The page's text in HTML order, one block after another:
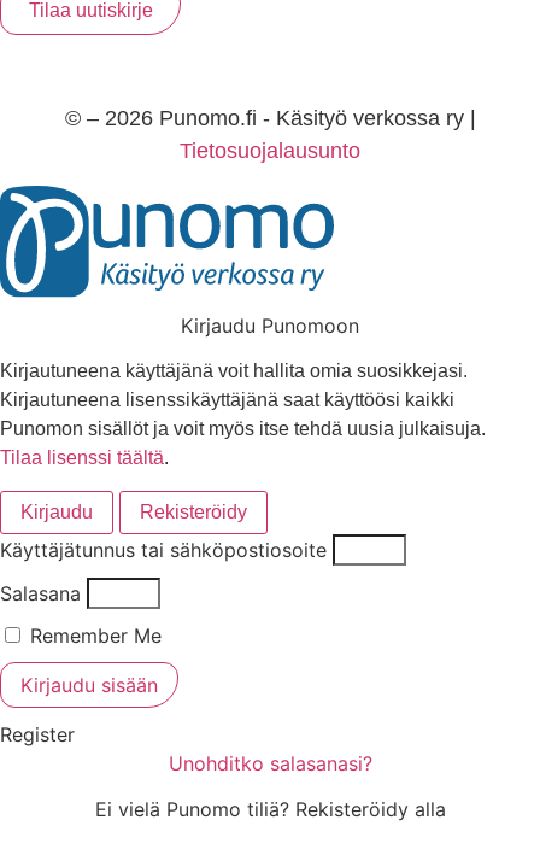
© – 2026 Punomo.fi - Käsityö verkossa ry |
Tietosuojalausunto
Kirjaudu Punomoon
Kirjautuneena käyttäjänä voit hallita omia suosikkejasi.
Kirjautuneena lisenssikäyttäjänä saat käyttöösi kaikki
Punomon sisällöt ja voit myös itse tehdä uusia julkaisuja.
Tilaa lisenssi täältä.
Kirjaudu Rekisteröidy
Käyttäjätunnus tai sähköpostiosoite
Salasana
Remember Me
Kirjaudu sisään
Register
Unohditko salasanasi?
Ei vielä Punomo tiliä? Rekisteröidy alla